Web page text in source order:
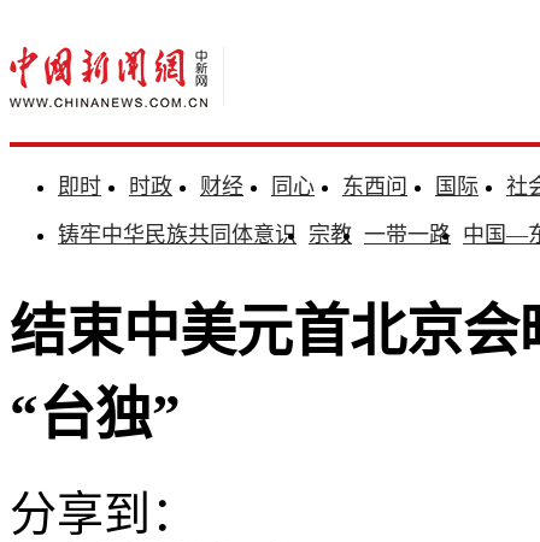
即时 时政 财经 同心 东西问 国际
社
铸牢中华民族共同体意识 宗教 一带一路 中国—
结束中美元首北京
“台独”
分享到：